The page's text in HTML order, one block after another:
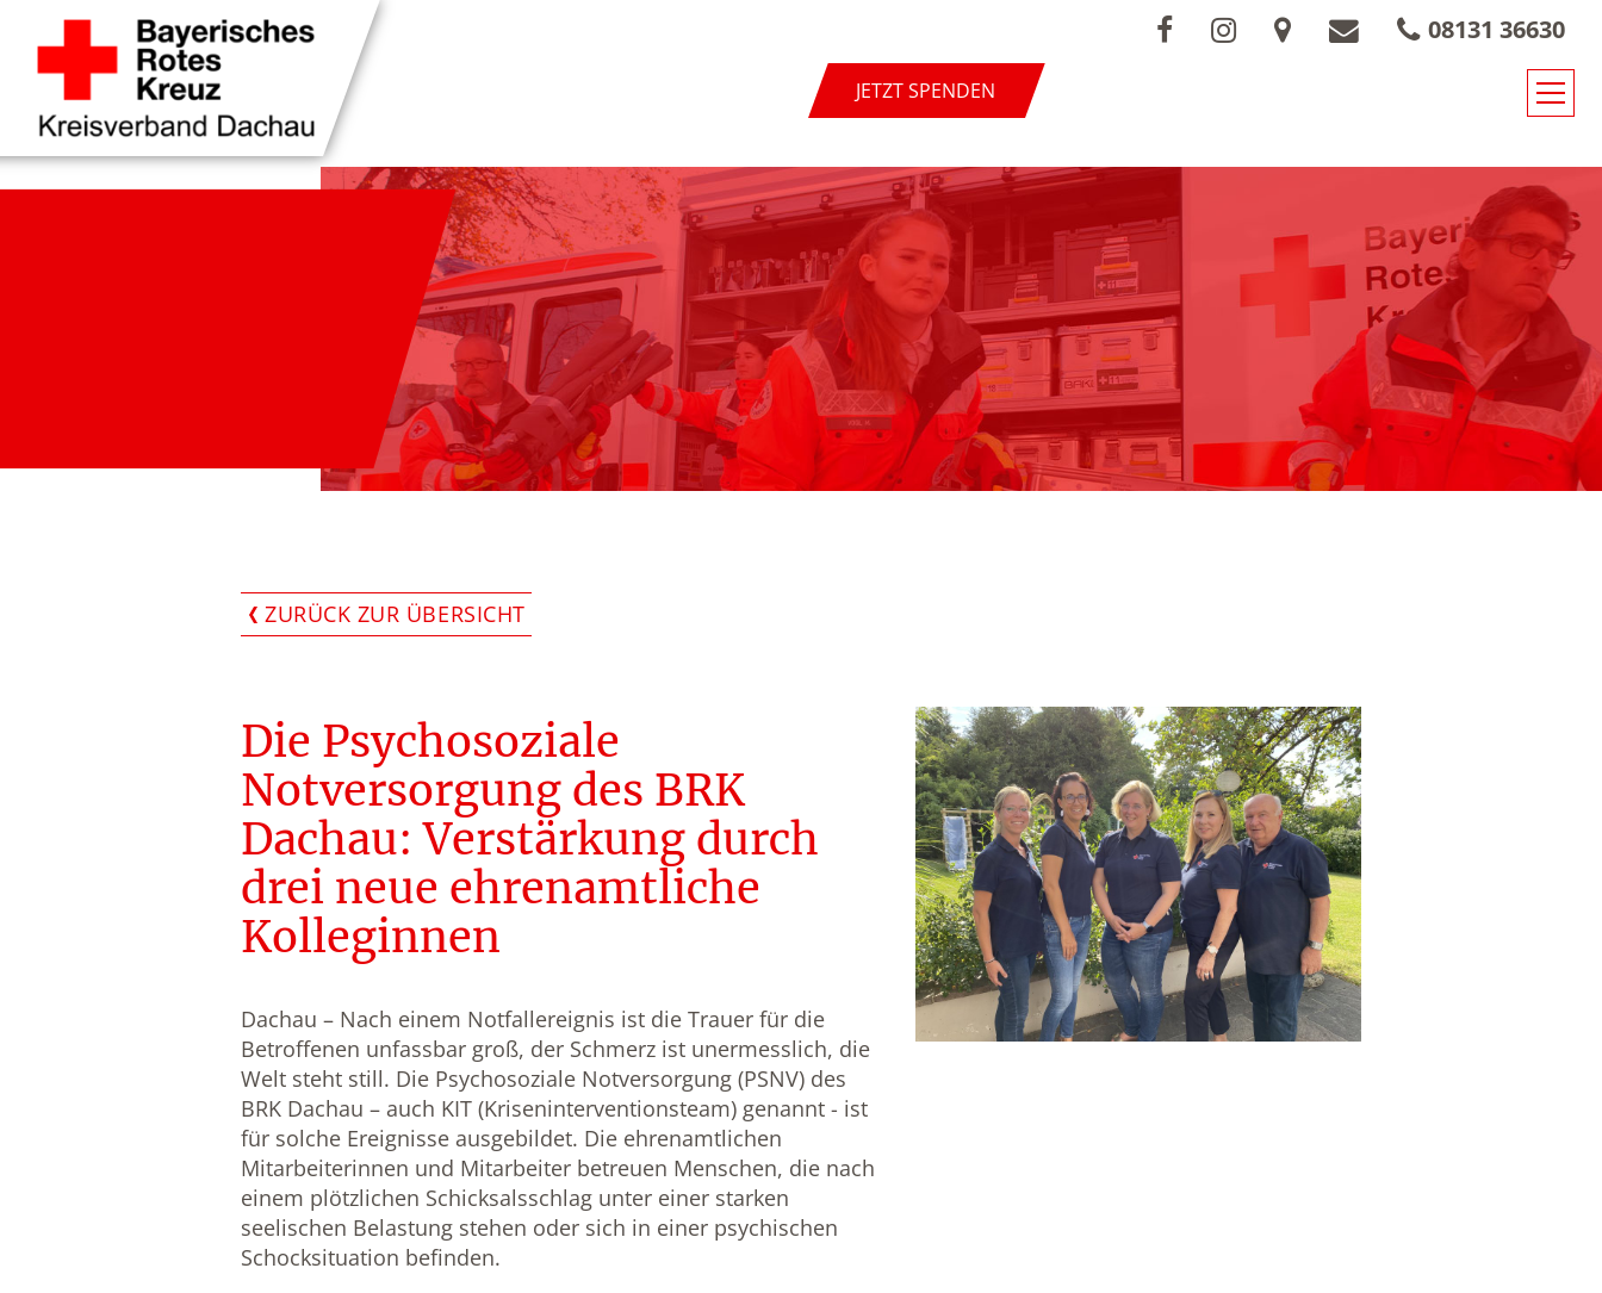
JETZT SPENDEN
08131 36630
ZURÜCK ZUR ÜBERSICHT
Die Psychosoziale
Notversorgung des BRK
Dachau: Verstärkung durch
drei neue ehrenamtliche
Kolleginnen
Dachau – Nach einem Notfallereignis ist die Trauer für die
Betroffenen unfassbar groß, der Schmerz ist unermesslich, die
Welt steht still. Die Psychosoziale Notversorgung (PSNV) des
BRK Dachau – auch KIT (Kriseninterventionsteam) genannt - ist
für solche Ereignisse ausgebildet. Die ehrenamtlichen
Mitarbeiterinnen und Mitarbeiter betreuen Menschen, die nach
einem plötzlichen Schicksalsschlag unter einer starken
seelischen Belastung stehen oder sich in einer psychischen
Schocksituation befinden.